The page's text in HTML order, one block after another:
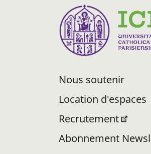
Nous soutenir
Location d'espaces
Recrutement
Abonnement